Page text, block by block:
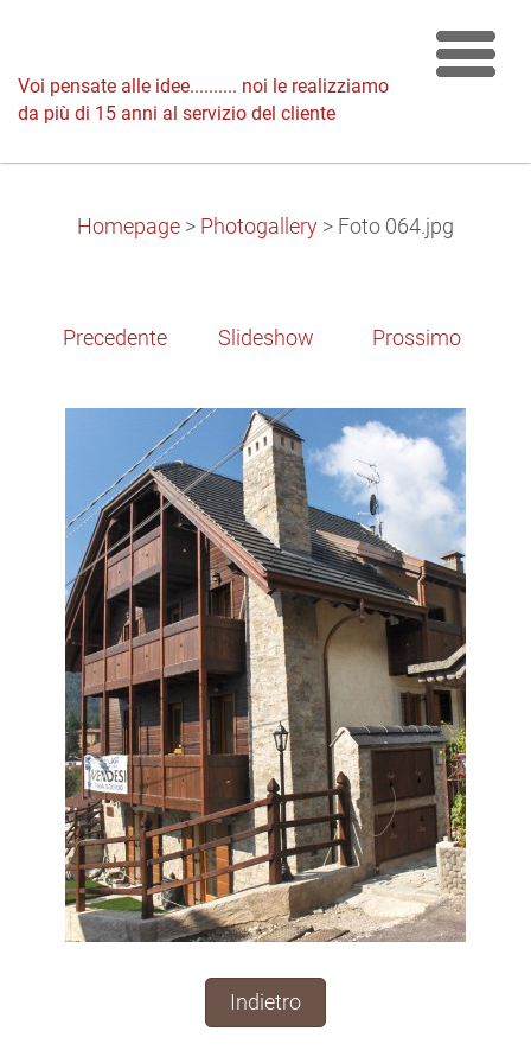
Voi pensate alle idee.......... noi le realizziamo
da più di 15 anni al servizio del cliente
Homepage > Photogallery > Foto 064.jpg
Precedente Slideshow Prossimo
Indietro